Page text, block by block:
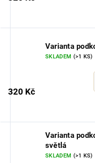
Varianta
SKLADEM (>1 KS)
320 Kč
Varianta
světlá
SKLADEM (>1 KS)